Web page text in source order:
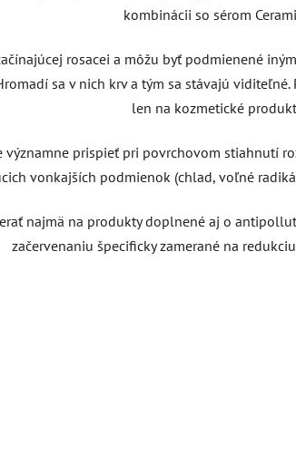
kombinácii so sérom
rosacei a môžu byť podmienené
sa v nich krv a tým sa stávajú
len na kozmetické
prispieť pri povrchovom stiahnutí
vonkajších podmienok (chlad, voľné
najmä na produkty doplnené aj o
začervenaniu špecificky zamerané na